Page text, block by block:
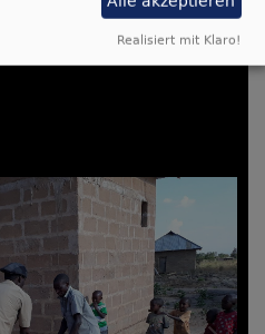
Realisiert mit Klaro!